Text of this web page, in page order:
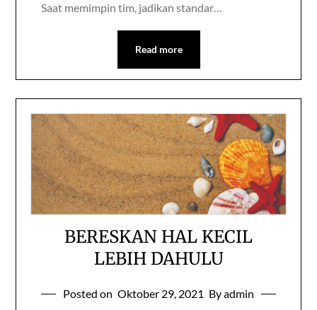
Saat memimpin tim, jadikan standar…
Read more
BERESKAN HAL KECIL
LEBIH DAHULU
Posted on Oktober 29, 2021 By admin